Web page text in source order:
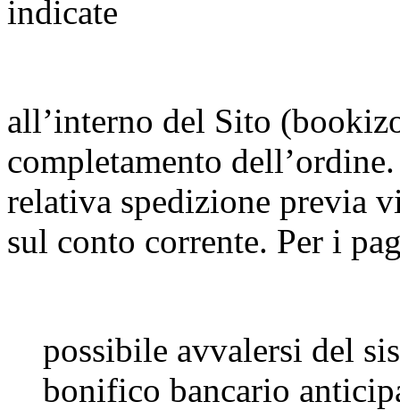
indicate
all’interno del Sito
completamento
relativa spedizione previa
sul conto corrente. Per i
possibile avvalersi del
bonifico bancario